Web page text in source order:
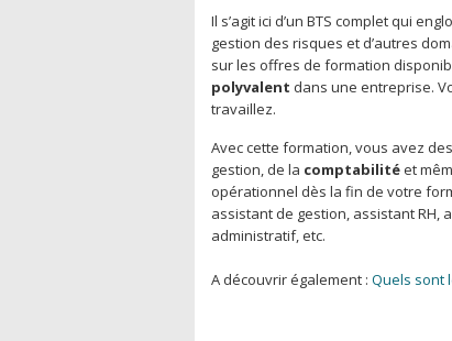
Il s’agit ici d’un BTS complet qui
gestion des risques et d’autres
sur les offres de formation
polyvalent dans une entreprise.
travaillez.
Avec cette formation, vous avez
gestion, de la comptabilitéet
opérationnel dès la fin de votre
assistant de gestion, assistant RH,
administratif, etc.
A découvrir également : Quels sont